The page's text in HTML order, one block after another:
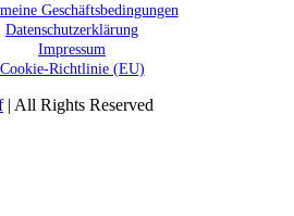
Geschäftsbedingungen
Datenschutzerklärung
Impressum
Cookie-Richtlinie (EU)
| All Rights Reserved